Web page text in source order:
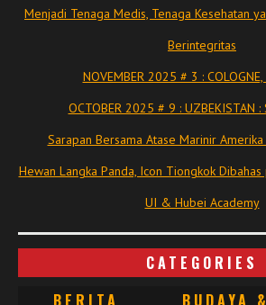
Menjadi Tenaga Medis, Tenaga Kesehatan
Berintegritas
NOVEMBER 2025 # 3 : COLOGNE,
OCTOBER 2025 # 9 : UZBEKISTAN :
Sarapan Bersama Atase Marinir
Hewan Langka Panda, Icon Tiongkok Dibahas
UI & Hubei Academy
CATEGORIES
BERITA
BUDAYA &